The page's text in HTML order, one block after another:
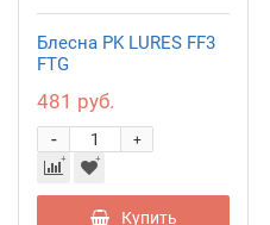
Блесна PK LURES FF3
FTG
481 руб.
+
-
Купить